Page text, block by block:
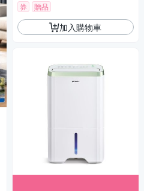
券 贈品
加入購物車